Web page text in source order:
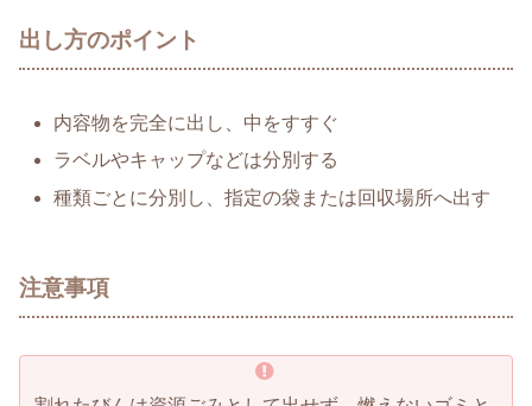
出し方のポイント
内容物を完全に出し、中をすすぐ
ラベルやキャップなどは分別する
種類ごとに分別し、指定の袋または回収場所へ出す
注意事項